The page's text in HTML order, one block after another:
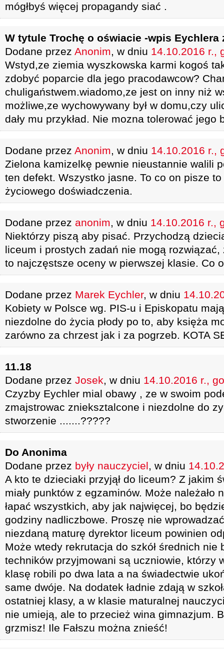
mógłbyś więcej propagandy siać .
W tytule Trochę o oświacie -wpis Eychlera
Dodane przez Anonim, w dniu 14.10.2016 r.,
Wstyd,ze ziemia wyszkowska karmi kogoś
zdobyć poparcie dla jego pracodawcow?
chuligaństwem.wiadomo,ze jest on inny niż
możliwe,ze wychowywany był w domu,czy
dały mu przykład. Nie mozna tolerować jego
Dodane przez Anonim, w dniu 14.10.2016 r.,
Zielona kamizelkę pewnie nieustannie walili
ten defekt. Wszystko jasne. To co on pisze to
życiowego doświadczenia.
Dodane przez anonim, w dniu 14.10.2016 r.,
Niektórzy piszą aby pisać. Przychodzą
liceum i prostych zadań nie mogą
to najczęstsze oceny w pierwszej klasie. Co
Dodane przez Marek Eychler, w dniu
Kobiety w Polsce wg. PIS-u i Episkopatu
niezdolne do życia płody po to, aby księża
zarówno za chrzest jak i za pogrzeb. KOTA
11.18
Dodane przez Josek, w dniu 14.10.2016 r.,
Czyzby Eychler mial obawy , ze w swoim
zmajstrowac znieksztalcone i niezdolne do
stworzenie .......?????
Do Anonima
Dodane przez były nauczyciel, w dniu
A kto te dzieciaki przyjął do liceum? Z jakim
miały punktów z egzaminów. Może należało
łapać wszystkich, aby jak najwięcej, bo
godziny nadliczbowe. Proszę nie
niezdaną maturę dyrektor liceum powinien
Może wtedy rekrutacja do szkół średnich nie
techników przyjmowani są uczniowie, którzy
klasę robili po dwa lata a na świadectwie
same dwóje. Na dodatek ładnie zdają w
ostatniej klasy, a w klasie maturalnej
nie umieją, ale to przecież wina gimnazjum.
grzmisz! Ile Fałszu można znieść!